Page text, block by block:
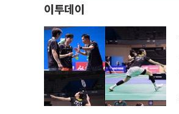
이투데이